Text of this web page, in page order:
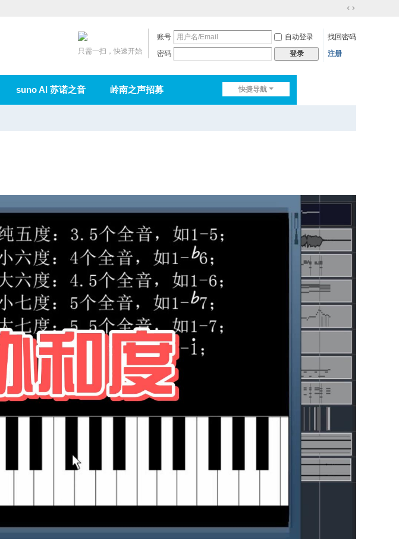
到
账号 自动登录
找回密码
密码
登录 注册
只需一扫，快速开始
快捷导航
suno AI 苏诺之音 岭南之声招募